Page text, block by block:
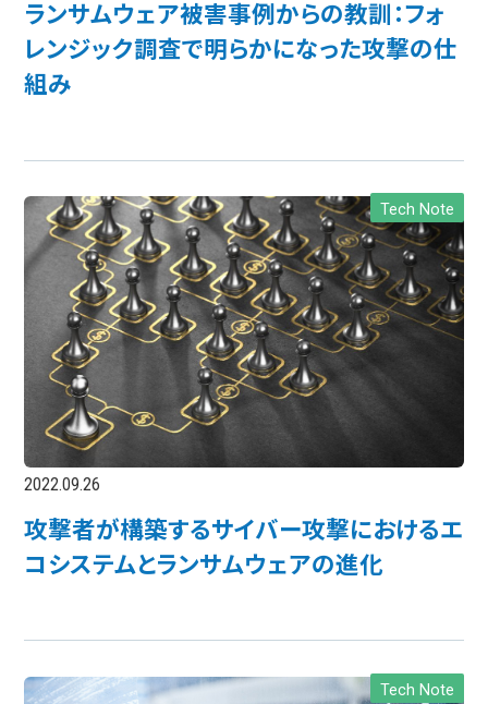
ランサムウェア被害事例からの教訓：フォ
レンジック調査で明らかになった攻撃の仕
組み
Tech Note
2022.09.26
攻撃者が構築するサイバー攻撃におけるエ
コシステムとランサムウェアの進化
Tech Note